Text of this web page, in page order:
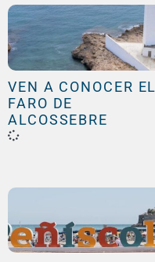
VEN A CONOCER EL
FARO DE
ALCOSSEBRE